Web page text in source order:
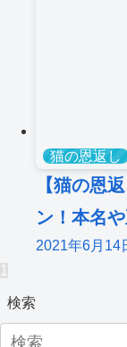
猫の恩返し
【猫の恩
ン！本名
2021年6月14
1
検索